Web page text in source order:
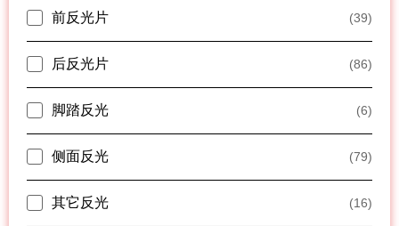
前反光片 (39)
后反光片 (86)
脚踏反光 (6)
侧面反光 (79)
其它反光 (16)